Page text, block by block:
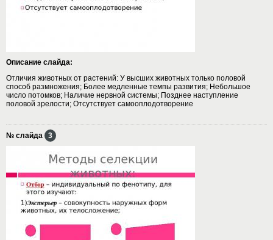
Описание слайда:
Отличия животных от растений: У высших животных только половой
способ размножения; Более медленные темпы развития; Небольшое
число потомков; Наличие нервной системы; Позднее наступление
половой зрелости; Отсутствует самооплодотворение
№ слайда 3